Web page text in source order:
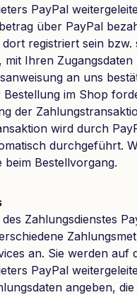
PayPal
über PayPal
dort registriert sein bzw.
mit Ihren Zugangsdaten
an uns
Bestellung im Shop
der
wird durch
durchgeführt.
beim Bestellvorgang.
Zahlungsdienstes
an. Sie werden auf
PayPal
angeben,